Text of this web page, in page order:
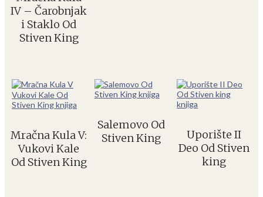
IV – Čarobnjak
i Staklo Od
Stiven King
Mračna Kula V:
Vukovi Kale
Od Stiven King
Salemovo Od
Stiven King
Uporište II
Deo Od Stiven
king